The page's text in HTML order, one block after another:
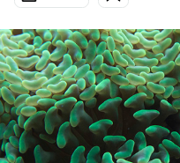
Economia
Sport
PODCAST